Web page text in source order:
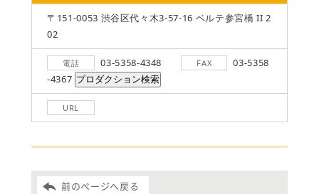
〒151-0053 渋谷区代々木3-57-16 ベルテ参宮橋 II 2
02
電話 03-5358-4348 FAX
03-5358
-4367
URL
前のページへ戻る